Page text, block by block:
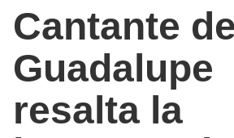
Cantante de
Guadalupe
resalta la